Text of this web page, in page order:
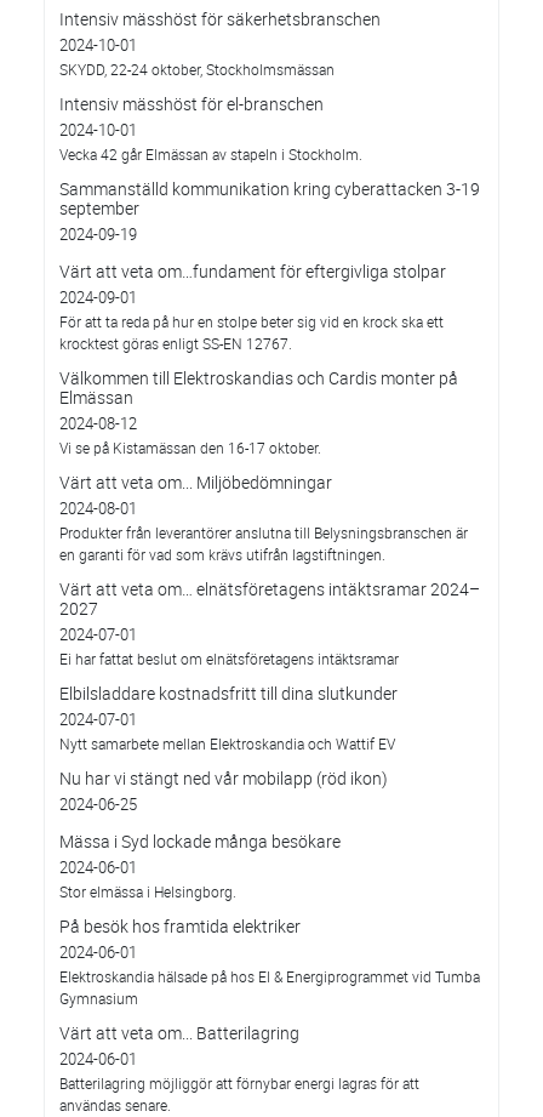
Intensiv mässhöst för säkerhetsbranschen
2024-10-01
SKYDD, 22-24 oktober, Stockholmsmässan
Intensiv mässhöst för el-branschen
2024-10-01
Vecka 42 går Elmässan av stapeln i Stockholm.
Sammanställd kommunikation kring cyberattacken 3-19
september
2024-09-19
Värt att veta om…fundament för eftergivliga stolpar
2024-09-01
För att ta reda på hur en stolpe beter sig vid en krock ska ett
krocktest göras enligt SS-EN 12767.
Välkommen till Elektroskandias och Cardis monter på
Elmässan
2024-08-12
Vi se på Kistamässan den 16-17 oktober.
Värt att veta om... Miljöbedömningar
2024-08-01
Produkter från leverantörer anslutna till Belysningsbranschen är
en garanti för vad som krävs utifrån lagstiftningen.
Värt att veta om… elnätsföretagens intäktsramar 2024–
2027
2024-07-01
Ei har fattat beslut om elnätsföretagens intäktsramar
Elbilsladdare kostnadsfritt till dina slutkunder
2024-07-01
Nytt samarbete mellan Elektroskandia och Wattif EV
Nu har vi stängt ned vår mobilapp (röd ikon)
2024-06-25
Mässa i Syd lockade många besökare
2024-06-01
Stor elmässa i Helsingborg.
På besök hos framtida elektriker
2024-06-01
Elektroskandia hälsade på hos El & Energiprogrammet vid Tumba
Gymnasium
Värt att veta om... Batterilagring
2024-06-01
Batterilagring möjliggör att förnybar energi lagras för att
användas senare.